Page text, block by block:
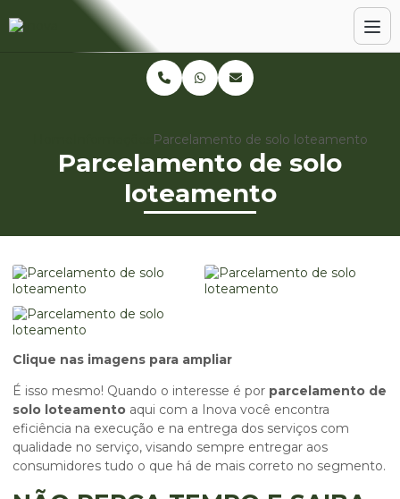
Parcelamento de solo loteamento
Parcelamento de solo
loteamento
Clique nas imagens para ampliar
É isso mesmo! Quando o interesse é por parcelamento de
solo loteamento aqui com a Inova você encontra
eficiência na execução e na entrega dos serviços com
qualidade no serviço, visando sempre entregar aos
consumidores tudo o que há de mais correto no segmento.